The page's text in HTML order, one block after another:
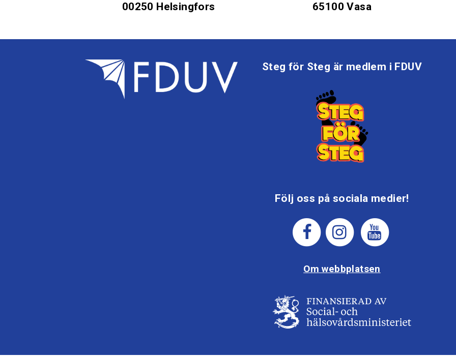
00250 Helsingfors
65100 Vasa
Steg för Steg är medlem i FDUV
Följ oss på sociala medier!
Om webbplatsen